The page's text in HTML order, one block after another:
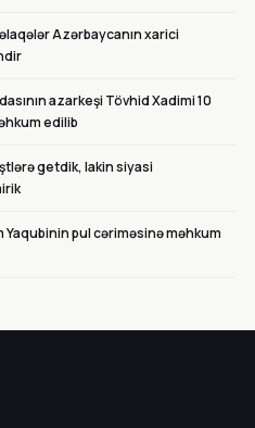
Azərbaycanın xarici
azarkeşi Tövhid Xadimi 10
edilib
getdik, lakin siyasi
Yaqubinin pul cəriməsinə məhkum